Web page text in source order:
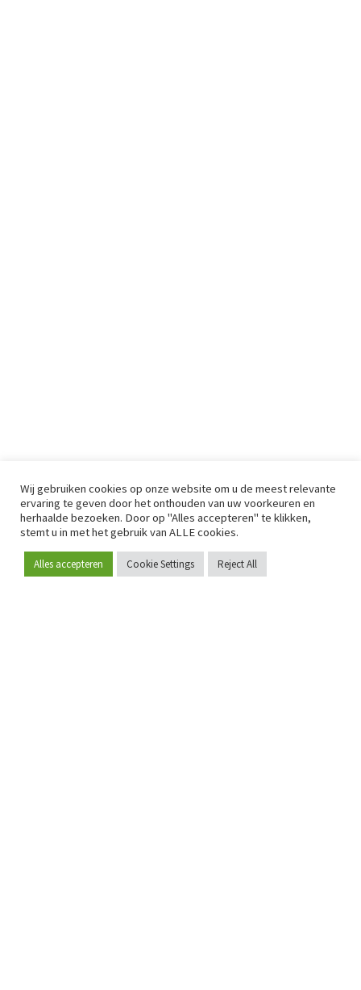
Word lid
Wij gebruiken cookies op onze website om u de meest relevante
ervaring te geven door het onthouden van uw voorkeuren en
herhaalde bezoeken. Door op "Alles accepteren" te klikken,
stemt u in met het gebruik van ALLE cookies.
Alles accepteren Cookie Settings Reject All